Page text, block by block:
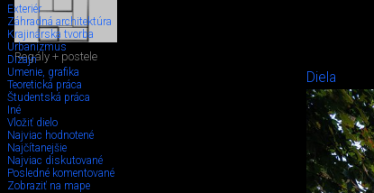
Exteriér
Záhradná architektúra
Krajinárska tvorba
Urbanizmus
Dizajn
Umenie, grafika
Teoretická práca
Študentská práca
Iné
Vložiť dielo
Najviac hodnotené
Najčítanejšie
Najviac diskutované
Posledné komentované
Zobraziť na mape
Diela
Regály + postele